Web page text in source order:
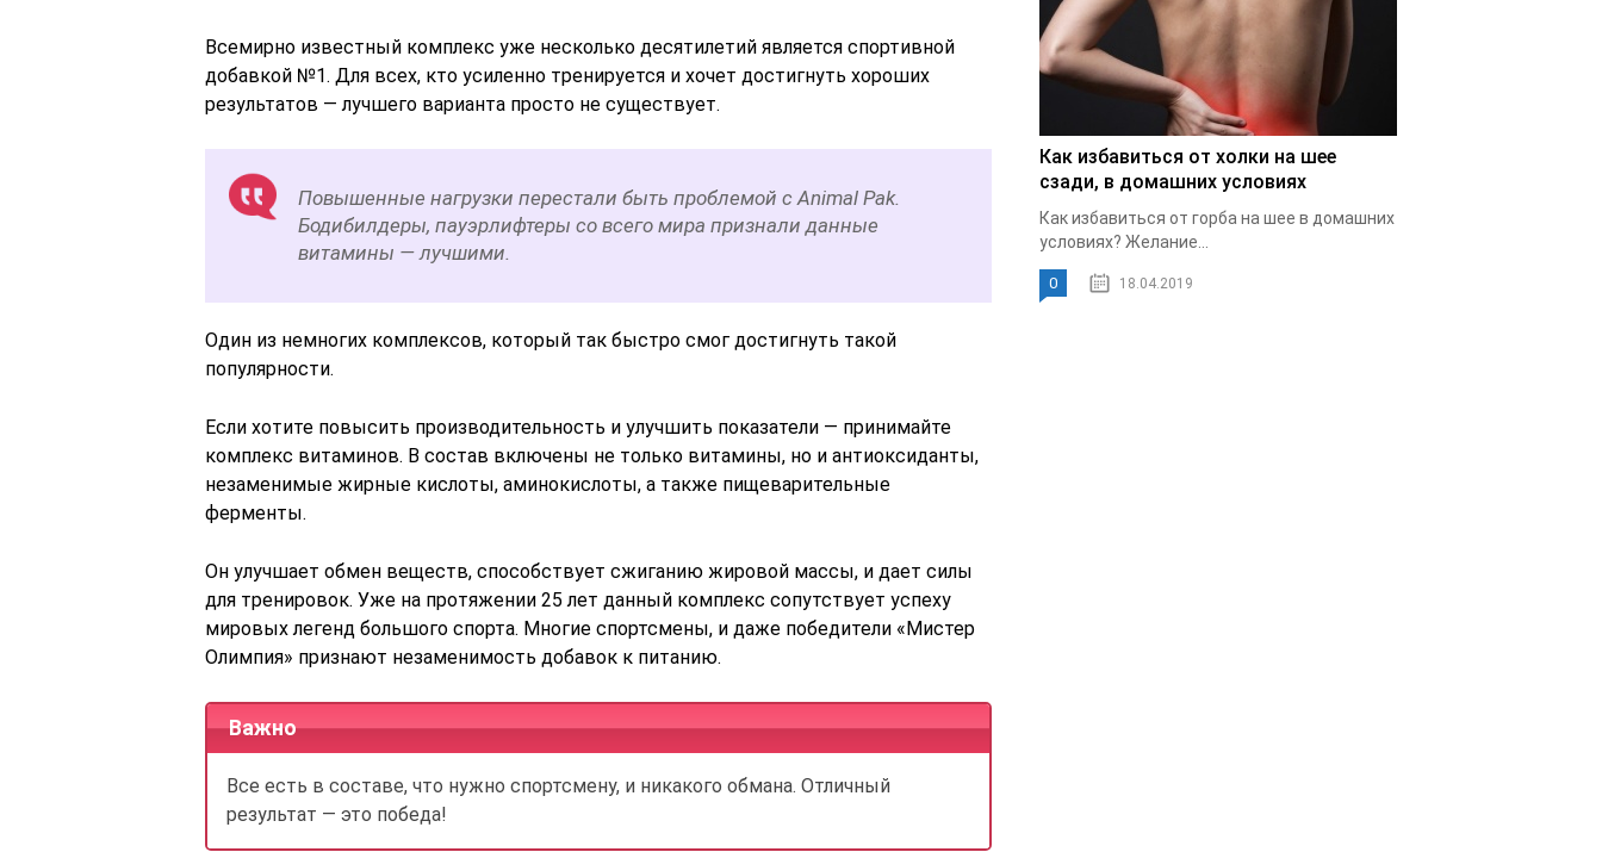
Всемирно известный комплекс уже несколько десятилетий является спортивной
добавкой №1. Для всех, кто усиленно тренируется и хочет достигнуть хороших
результатов — лучшего варианта просто не существует.
Повышенные нагрузки перестали быть проблемой с Animal Pak.
Бодибилдеры, пауэрлифтеры со всего мира признали данные
витамины — лучшими.
Один из немногих комплексов, который так быстро смог достигнуть такой
популярности.
Если хотите повысить производительность и улучшить показатели — принимайте
комплекс витаминов. В состав включены не только витамины, но и антиоксиданты,
незаменимые жирные кислоты, аминокислоты, а также пищеварительные
ферменты.
Он улучшает обмен веществ, способствует сжиганию жировой массы, и дает силы
для тренировок. Уже на протяжении 25 лет данный комплекс сопутствует успеху
мировых легенд большого спорта. Многие спортсмены, и даже победители «Мистер
Олимпия» признают незаменимость добавок к питанию.
Важно
Все есть в составе, что нужно спортсмену, и никакого обмана. Отличный
результат — это победа!
Как избавиться от холки на шее
сзади, в домашних условиях
Как избавиться от горба на шее в домашних
условиях? Желание...
0 18.04.2019